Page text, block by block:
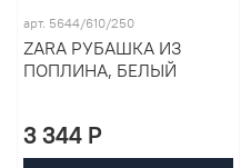
арт. 5644/610/250
ZARA РУБАШКА ИЗ
ПОПЛИНА, БЕЛЫЙ
3 344 P